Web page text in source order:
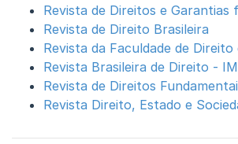
Revista de Direitos e Garantias
Revista de Direito Brasileira
Revista da Faculdade de Direito
Revista Brasileira de Direito -
Revista de Direitos
Revista Direito, Estado e